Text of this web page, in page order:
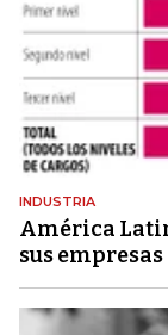
INDUSTRIA
América
sus